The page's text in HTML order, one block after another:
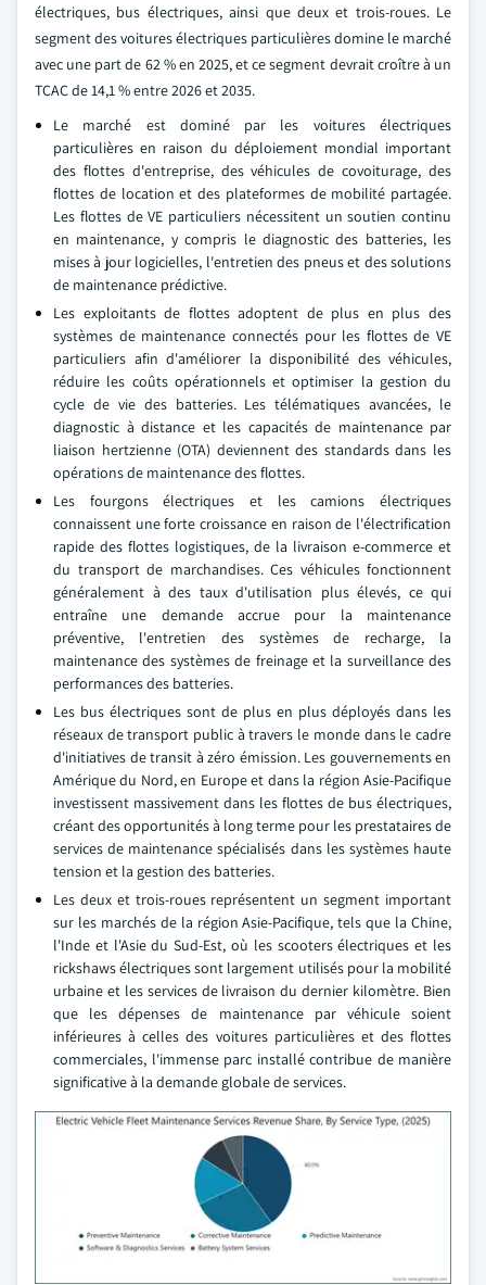
électriques, bus électriques, ainsi que deux et trois-roues. Le
segment des voitures électriques particulières domine le marché
avec une part de 62 % en 2025, et ce segment devrait croître à un
TCAC de 14,1 % entre 2026 et 2035.
Le marché est dominé par les voitures électriques
particulières en raison du déploiement mondial important
des flottes d'entreprise, des véhicules de covoiturage, des
flottes de location et des plateformes de mobilité partagée.
Les flottes de VE particuliers nécessitent un soutien continu
en maintenance, y compris le diagnostic des batteries, les
mises à jour logicielles, l'entretien des pneus et des solutions
de maintenance prédictive.
Les exploitants de flottes adoptent de plus en plus des
systèmes de maintenance connectés pour les flottes de VE
particuliers afin d'améliorer la disponibilité des véhicules,
réduire les coûts opérationnels et optimiser la gestion du
cycle de vie des batteries. Les télématiques avancées, le
diagnostic à distance et les capacités de maintenance par
liaison hertzienne (OTA) deviennent des standards dans les
opérations de maintenance des flottes.
Les fourgons électriques et les camions électriques
connaissent une forte croissance en raison de l'électrification
rapide des flottes logistiques, de la livraison e-commerce et
du transport de marchandises. Ces véhicules fonctionnent
généralement à des taux d'utilisation plus élevés, ce qui
entraîne une demande accrue pour la maintenance
préventive, l'entretien des systèmes de recharge, la
maintenance des systèmes de freinage et la surveillance des
performances des batteries.
Les bus électriques sont de plus en plus déployés dans les
réseaux de transport public à travers le monde dans le cadre
d'initiatives de transit à zéro émission. Les gouvernements en
Amérique du Nord, en Europe et dans la région Asie-Pacifique
investissent massivement dans les flottes de bus électriques,
créant des opportunités à long terme pour les prestataires de
services de maintenance spécialisés dans les systèmes haute
tension et la gestion des batteries.
Les deux et trois-roues représentent un segment important
sur les marchés de la région Asie-Pacifique, tels que la Chine,
l'Inde et l'Asie du Sud-Est, où les scooters électriques et les
rickshaws électriques sont largement utilisés pour la mobilité
urbaine et les services de livraison du dernier kilomètre. Bien
que les dépenses de maintenance par véhicule soient
inférieures à celles des voitures particulières et des flottes
commerciales, l'immense parc installé contribue de manière
significative à la demande globale de services.